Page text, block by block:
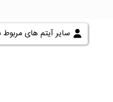
سایر آیتم های مربوط